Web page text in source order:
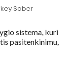
Sober
sistema, kuri
pasitenkinimu,